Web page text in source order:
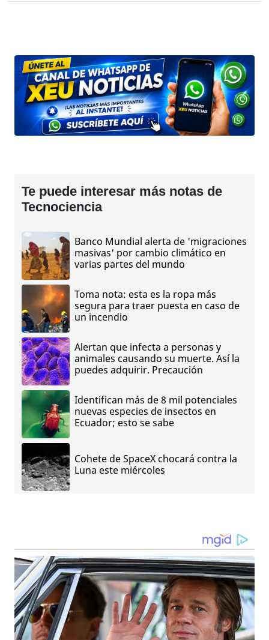
Te puede interesar más notas de
Tecnociencia
Banco Mundial alerta de 'migraciones
masivas' por cambio climático en
varias partes del mundo
Toma nota: esta es la ropa más
segura para traer puesta en caso de
un incendio
Alertan que infecta a personas y
animales causando su muerte. Así la
puedes adquirir. Precaución
Identifican más de 8 mil potenciales
nuevas especies de insectos en
Ecuador; esto se sabe
Cohete de SpaceX chocará contra la
Luna este miércoles